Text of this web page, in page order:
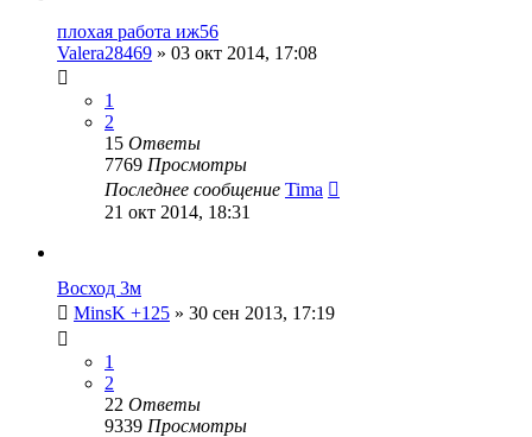
плохая работа иж56
Valera28469 » 03 окт 2014, 17:08
1
2
15 Ответы
7769 Просмотры
Последнее сообщение Tima
21 окт 2014, 18:31
Восход 3м
MinsK +125 » 30 сен 2013, 17:19
1
2
22 Ответы
9339 Просмотры